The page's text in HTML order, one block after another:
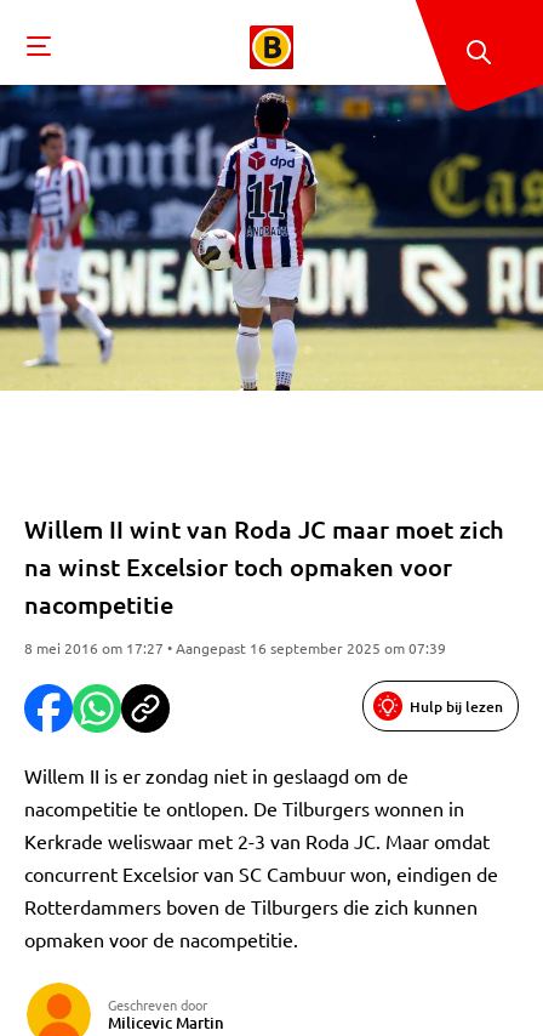
Willem II wint van Roda JC maar moet zich
na winst Excelsior toch opmaken voor
nacompetitie
8 mei 2016 om 17:27 • Aangepast 16 september 2025 om 07:39
Hulp bij lezen
Willem II is er zondag niet in geslaagd om de
nacompetitie te ontlopen. De Tilburgers wonnen in
Kerkrade weliswaar met 2-3 van Roda JC. Maar omdat
concurrent Excelsior van SC Cambuur won, eindigen de
Rotterdammers boven de Tilburgers die zich kunnen
opmaken voor de nacompetitie.
Geschreven door
Milicevic Martin